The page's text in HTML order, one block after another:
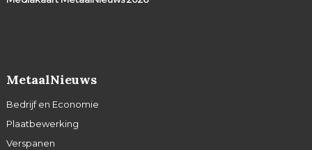
MetaalNieuws
Bedrijf en Economie
Plaatbewerking
Verspanen